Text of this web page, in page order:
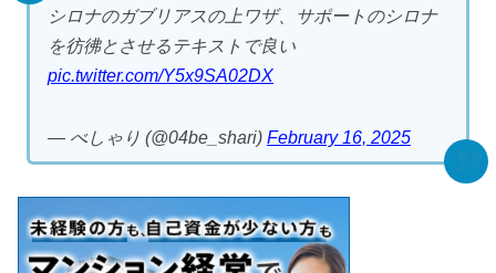
シロナのガブリアスの上ワザ、サポートのシロナ
を彷彿とさせるテキストで良い
pic.twitter.com/Y5x9SA02DX
— べしゃり (@04be_shari) February 16, 2025